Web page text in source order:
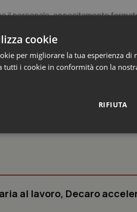
il personale, appositamente
probatori. All’assistenza
di aiuto territoriale: con la
per la rielaborazione del trauma
al lavoro, Decaro
cookie
per migliorare la tua esperienza di
tutti i cookie in conformità con la
RIFIUTA
Statistici